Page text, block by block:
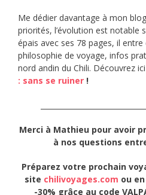
Me dédier davantage à mon
priorités, l’évolution est notable
épais avec ses 78 pages, il
philosophie de voyage, infos
nord andin du Chili. Découvrez ici
: sans se ruiner !
Merci à Mathieu pour avoir
à nos questions
Préparez votre prochain
site chilivoyages.com ou
-30% grâce au code